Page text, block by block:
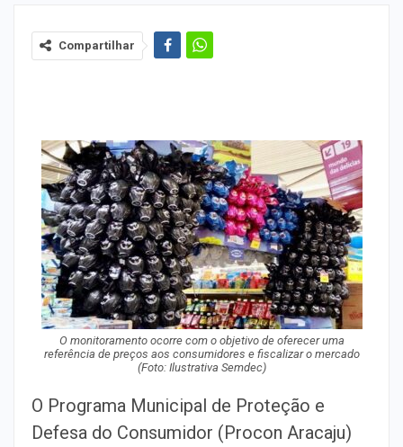
Compartilhar
O monitoramento ocorre com o objetivo de oferecer uma
referência de preços aos consumidores e fiscalizar o mercado
(Foto: Ilustrativa Semdec)
O Programa Municipal de Proteção e
Defesa do Consumidor (Procon Aracaju)